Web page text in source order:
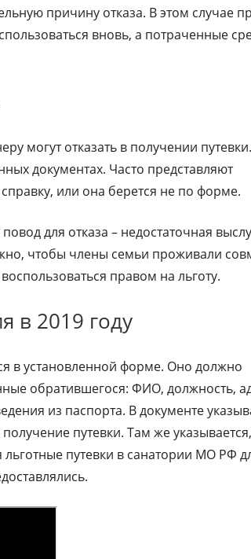
причину отказа. В этом случае
вновь, а потраченные
могут отказать в получении
документах. Часто представляют
или она берется не по форме.
для отказа – недостаточная
чтобы члены семьи проживали
правом на льготу.
в 2019 году
в установленной форме. Оно должно
обратившегося: ФИО, должность,
из паспорта. В документе
путевки. Там же
путевки в санатории МО РФ